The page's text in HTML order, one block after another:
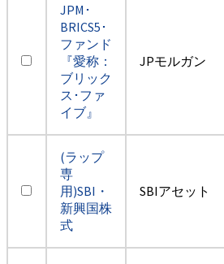
JPM･
BRICS5･
ファンド
『愛称：
ブリック
ス･ファ
イブ』
JPモルガン
(ラップ
専
用)SBI・
新興国株
式
SBIアセット